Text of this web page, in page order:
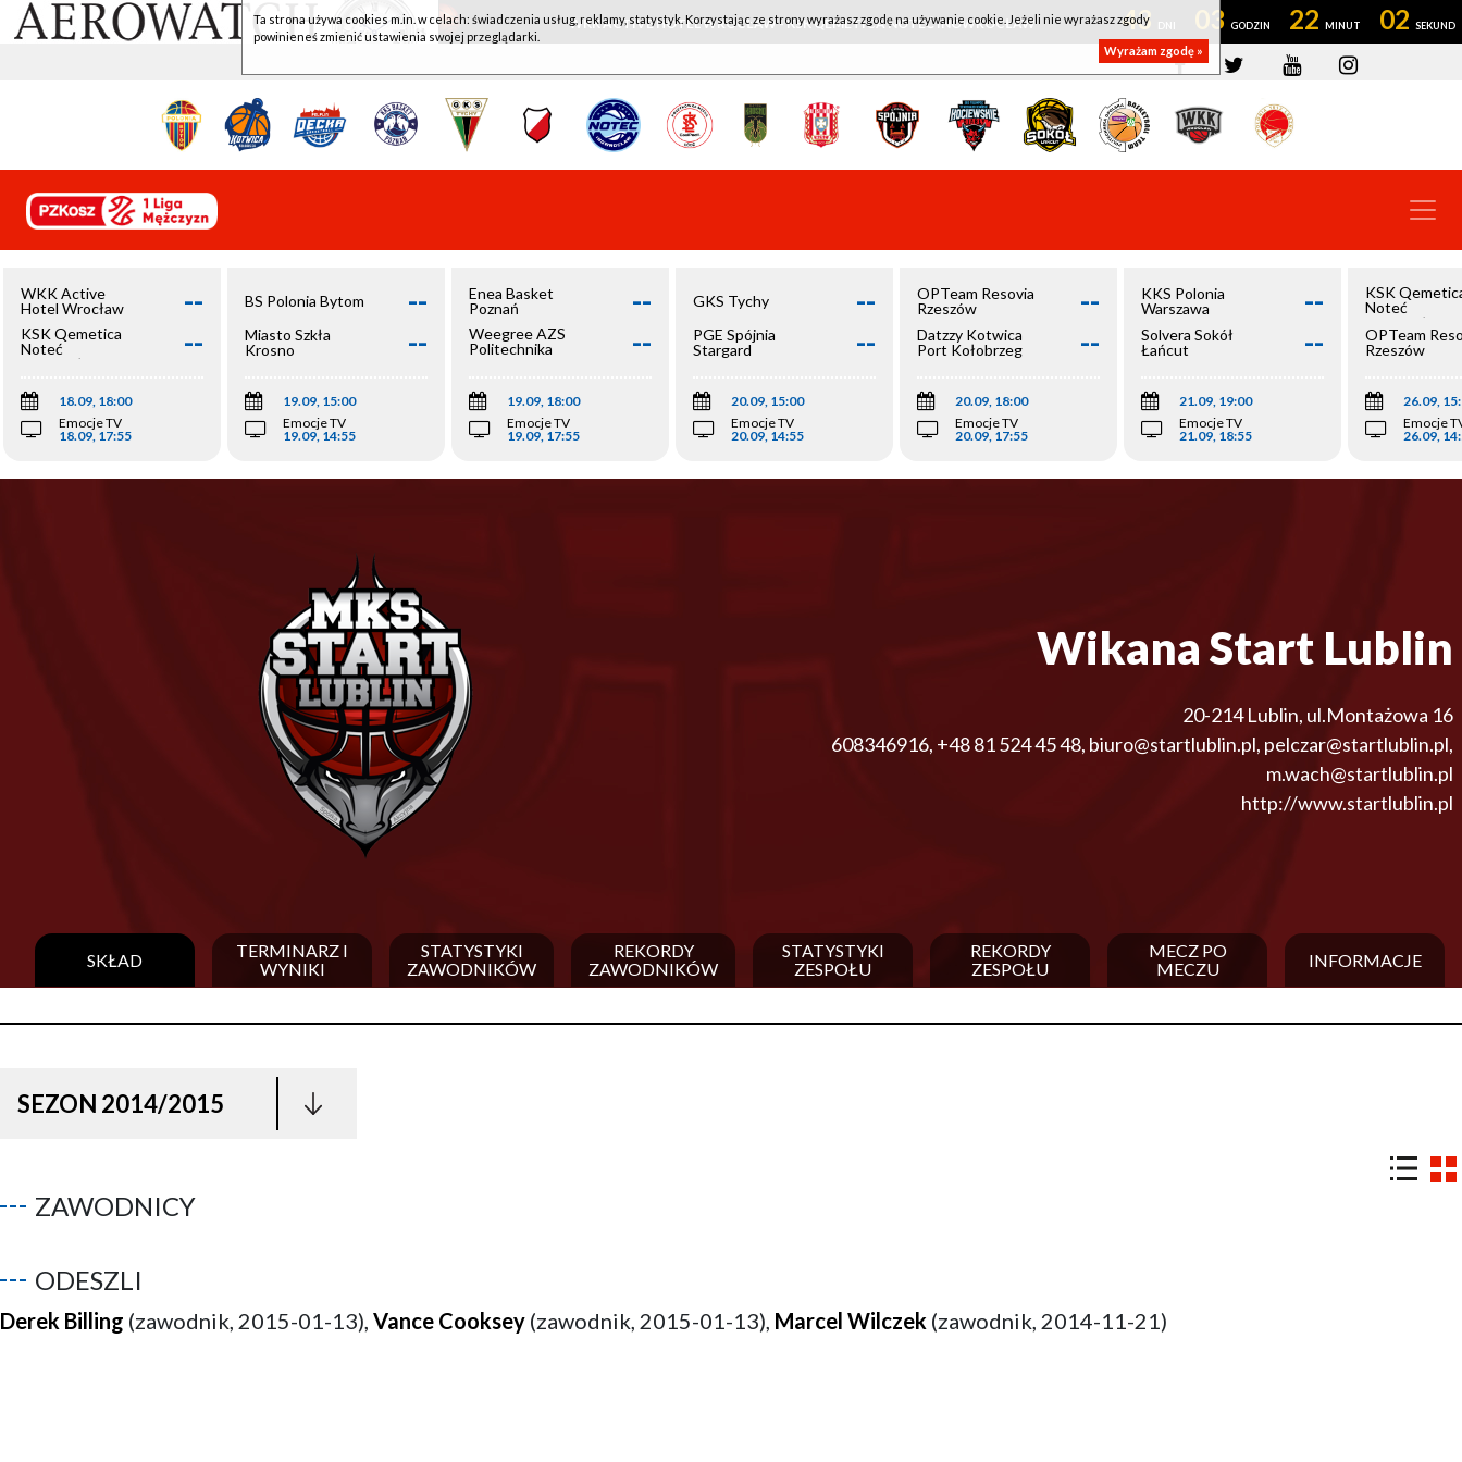
WKK ACTIVE HOTEL WROCŁAW - KSK QEMETICA NOTEĆ INOWROCŁAW 43 03 22 02
WKK Active
Hotel Wrocław
--
KSK Qemetica
Noteć
Inowrocław
--
18.09, 18:00
Emocje TV
18.09, 17:55
BS Polonia Bytom --
Miasto Szkła
Krosno
--
19.09, 15:00
Emocje TV
19.09, 14:55
Enea Basket
Poznań
--
Weegree AZS
Politechnika
--
19.09, 18:00
Emocje TV
19.09, 17:55
GKS Tychy --
PGE Spójnia
Stargard
--
20.09, 15:00
Emocje TV
20.09, 14:55
OPTeam Resovia
Rzeszów
--
Datzzy Kotwica
Port Kołobrzeg
--
20.09, 18:00
Emocje TV
20.09, 17:55
KKS Polonia
Warszawa
--
Solvera Sokół
Łańcut
--
21.09, 19:00
Emocje TV
21.09, 18:55
KSK
Noteć
Inowrocław
OPTeam
Rzeszów
26.09,
Emocje
26.09,
Wikana Start Lublin
20-214 Lublin, ul.Montażowa 16
608346916, +48 81 524 45 48, biuro@startlublin.pl, pelczar@startlublin.pl,
m.wach@startlublin.pl
http://www.startlublin.pl
SKŁAD
TERMINARZ I
WYNIKI
STATYSTYKI
ZAWODNIKÓW
REKORDY
ZAWODNIKÓW
STATYSTYKI
ZESPOŁU
REKORDY
ZESPOŁU
MECZ PO
MECZU
INFORMACJE
SEZON 2014/2015
ZAWODNICY
ODESZLI
Derek Billing (zawodnik, 2015-01-13), Vance Cooksey (zawodnik, 2015-01-13), Marcel Wilczek (zawodnik, 2014-11-21)
Ta strona używa cookies m.in. w celach: świadczenia usług, reklamy, statystyk. Korzystając ze strony wyrażasz zgodę na używanie cookie. Jeżeli nie wyrażasz zgody
powinieneś zmienić ustawienia swojej przeglądarki.
Wyrażam zgodę »